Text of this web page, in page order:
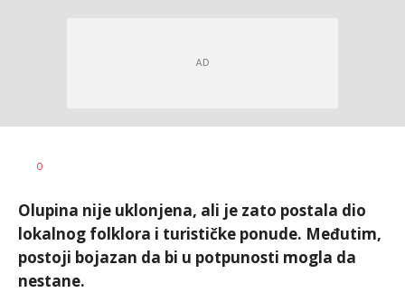
AUTOR
0
Olupina nije uklonjena, ali je zato postala dio
lokalnog folklora i turističke ponude. Međutim,
postoji bojazan da bi u potpunosti mogla da
nestane.